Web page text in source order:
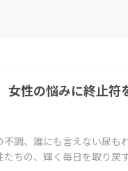
性の悩みに終止符
調、誰にも言えない尿も
ちの、輝く毎日を取り戻